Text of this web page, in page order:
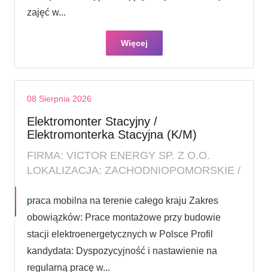
zajęć w...
Więcej
08 Sierpnia 2026
Elektromonter Stacyjny /
Elektromonterka Stacyjna (K/M)
FIRMA: VICTOR ENERGY SP. Z O.O.
LOKALIZACJA: ZACHODNIOPOMORSKIE /
praca mobilna na terenie całego kraju Zakres
obowiązków: Prace montażowe przy budowie
stacji elektroenergetycznych w Polsce Profil
kandydata: Dyspozycyjność i nastawienie na
regularną pracę w...